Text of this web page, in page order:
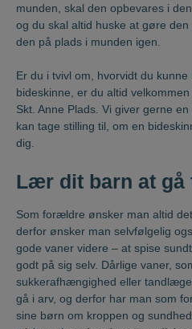
munden, skal den opbevares i
og du skal altid huske at gøre
den på plads i munden igen.
Er du i tvivl om, hvorvidt du
bideskinne, er du altid
Skt. Anne Plads. Vi giver gerne
kan tage stilling til, om en
dig.
Lær dit barn at
Som forældre ønsker man altid
derfor ønsker man selvfølgelig
gode vaner videre – at spise
godt på sig selv. Dårlige vaner,
sukkerafhængighed eller
gå i arv, og derfor har man som
sine børn om kroppen og